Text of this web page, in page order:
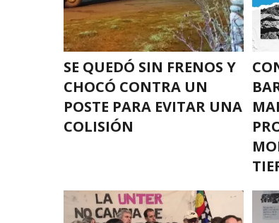
SE QUEDÓ SIN FRENOS Y
CHOCÓ CONTRA UN
POSTE PARA EVITAR UNA
COLISIÓN